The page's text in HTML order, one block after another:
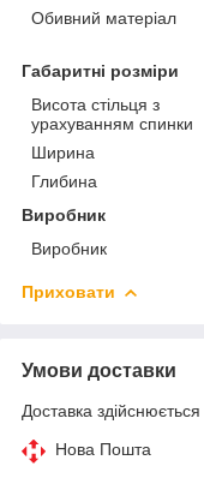
Обивний матеріал
Габаритні розміри
Висота стільця з
урахуванням спинки
Ширина
Глибина
Виробник
Виробник
Приховати
Умови доставки
Доставка
Нова Пошта